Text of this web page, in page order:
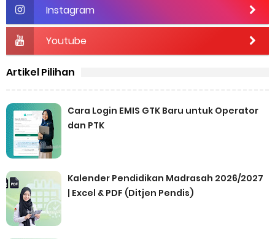
Instagram
Youtube
Artikel Pilihan
Cara Login EMIS GTK Baru untuk Operator
dan PTK
Kalender Pendidikan Madrasah 2026/2027
| Excel & PDF (Ditjen Pendis)